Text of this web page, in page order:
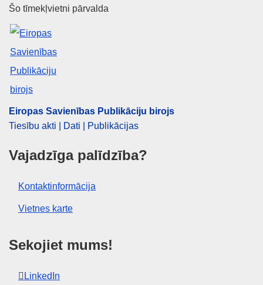
EDITION : 5a6fbef9-f629-11f0-b9bc-01aa75ed71a1
Eiropas Savienības Publikāciju
Šo tīmekļvietni pārvalda
Eiropas Savienības Publikāciju birojs
Tiesību akti | Dati | Publikācijas
Vajadzīga palīdzība?
Kontaktinformācija
Vietnes karte
Sekojiet mums!
LinkedIn